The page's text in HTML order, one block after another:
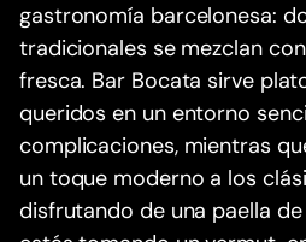
gastronomía barcelonesa:
tradicionales se mezclan
fresca. Bar Bocata sirve
queridos en un entorno
complicaciones, mientras
un toque moderno a los
disfrutando de una paella